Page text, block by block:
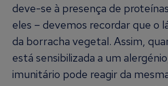
deve-se à presença de
eles – devemos recordar que o
da borracha vegetal. Assim,
está sensibilizada a um
imunitário pode reagir da